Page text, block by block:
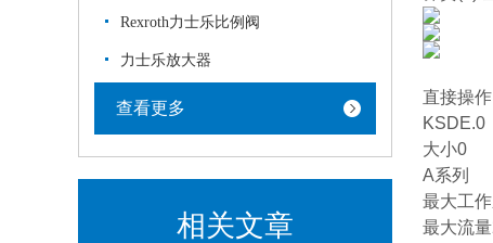
Rexroth力士乐比例阀
力士乐放大器
查看更多
相关文章
直接操
KSDE.0
大小0
A系列
最大工
最大流